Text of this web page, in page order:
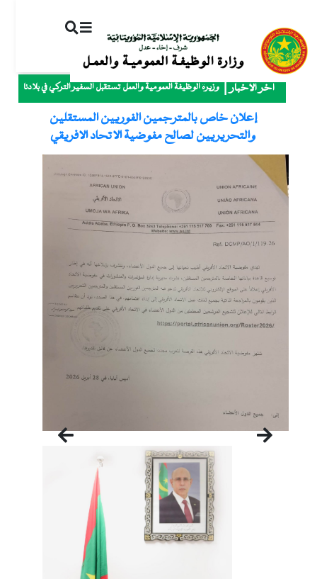
آخر الأخبار وزيرة الوظيفة العمومية والعمل تستقبل السفير التركي في بلادنا
إعلان خاص بالمترجمين الفوريين المستقلين
والتحريريين لصالح مفوضية الاتحاد الافريقي
السابق التالي